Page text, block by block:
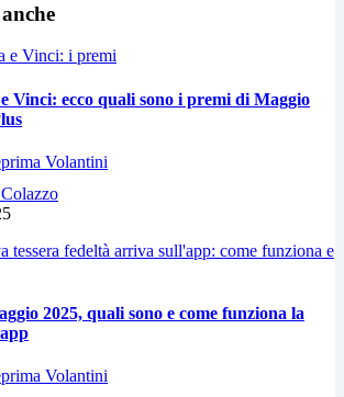
Vinci: ecco quali sono i premi di Maggio
Volantini
2025, quali sono e come funziona la
Volantini